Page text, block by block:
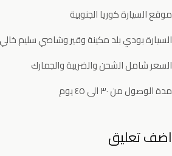
موقع السيارة كوريا الجنوبية
السيارة بودي بلد مكينة وقير وشاصي سليم
السعر شامل الشحن والضريبة والجمارك
مدة الوصول من ٣٠ الى ٤٥ يوم
اضف تعليق